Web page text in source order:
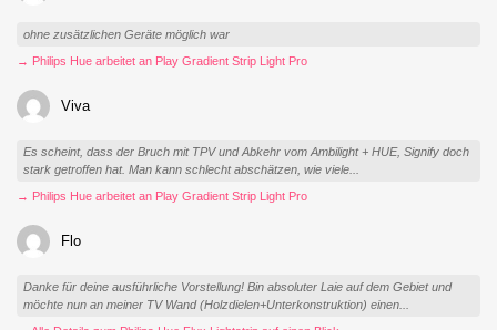
ohne zusätzlichen Geräte möglich war
→ Philips Hue arbeitet an Play Gradient Strip Light Pro
Viva
Es scheint, dass der Bruch mit TPV und Abkehr vom Ambilight + HUE, Signify doch
stark getroffen hat. Man kann schlecht abschätzen, wie viele...
→ Philips Hue arbeitet an Play Gradient Strip Light Pro
Flo
Danke für deine ausführliche Vorstellung! Bin absoluter Laie auf dem Gebiet und
möchte nun an meiner TV Wand (Holzdielen+Unterkonstruktion) einen...